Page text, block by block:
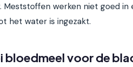
Meststoffen werken niet goed in
het water is ingezakt.
bloedmeel voor de